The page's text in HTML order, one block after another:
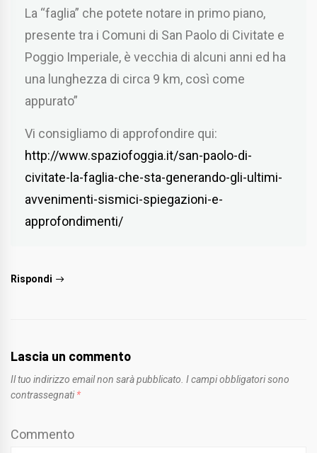
La “faglia” che potete notare in primo piano,
presente tra i Comuni di San Paolo di Civitate e
Poggio Imperiale, è vecchia di alcuni anni ed ha
una lunghezza di circa 9 km, così come
appurato”
Vi consigliamo di approfondire qui:
http://www.spaziofoggia.it/san-paolo-di-
civitate-la-faglia-che-sta-generando-gli-ultimi-
avvenimenti-sismici-spiegazioni-e-
approfondimenti/
Rispondi
Lascia un commento
Il tuo indirizzo email non sarà pubblicato. I campi obbligatori sono
contrassegnati *
Commento